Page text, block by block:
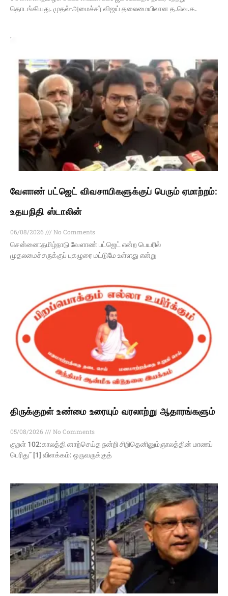
தொடங்கியது. முதல்-அமைச்சர் விஜய் தலைமையிலான த.வெ.க.
வேளாண் பட்ஜெட் விவசாயிகளுக்குப் பெரும் ஏமாற்றம்:
உதயநிதி ஸ்டாலின்
06/08/2026
No Comments
சென்னை:தமிழ்நாடு வேளாண் பட்ஜெட் என்ற பெயரில்
முதலமைச்சருக்குப் புகழுரை மட்டுமே உள்ளது என்று
திருக்குறள் உண்மை உரையும் வரலாற்று ஆதாரங்களும்
05/08/2026
No Comments
குறள் 102:காலத்தி னாற்செய்த நன்றி சிறிதெனினும்ஞாலத்தின் மாணப்
பெரிது” [1] விளக்கம்: ஒருவருக்குத்